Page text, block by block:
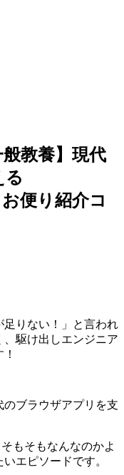
教養】現代
る
便り紹介コ
りない！」と言われ
駆け出しエンジニア
ブラウザアプリを支
もそもなんなのかよ
エピソードです。